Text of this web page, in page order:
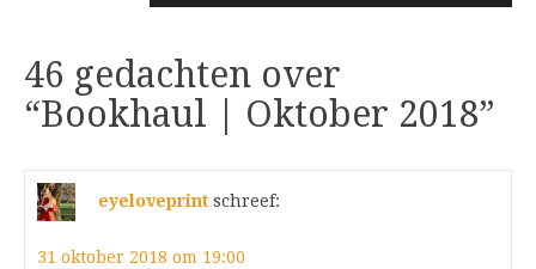
46 gedachten over
“Bookhaul | Oktober 2018”
eyeloveprint schreef:
31 oktober 2018 om 19:00